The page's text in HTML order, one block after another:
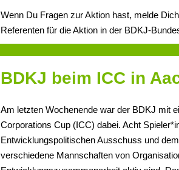
Wenn Du Fragen zur Aktion hast, melde
Referenten für die Aktion in der BDKJ-
BDKJ beim ICC in
Am letzten Wochenende war der BDKJ mit
Corporations Cup (ICC) dabei. Acht
Entwicklungspolitischen Ausschuss und
verschiedene Mannschaften von